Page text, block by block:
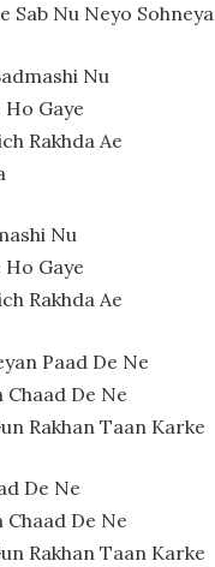
Sab Nu Neyo Sohneya
Nu
Ho Gaye
Rakhda Ae
Nu
Ho Gaye
Rakhda Ae
Paad De Ne
Chaad De Ne
Rakhan Taan Karke
De Ne
Chaad De Ne
Rakhan Taan Karke